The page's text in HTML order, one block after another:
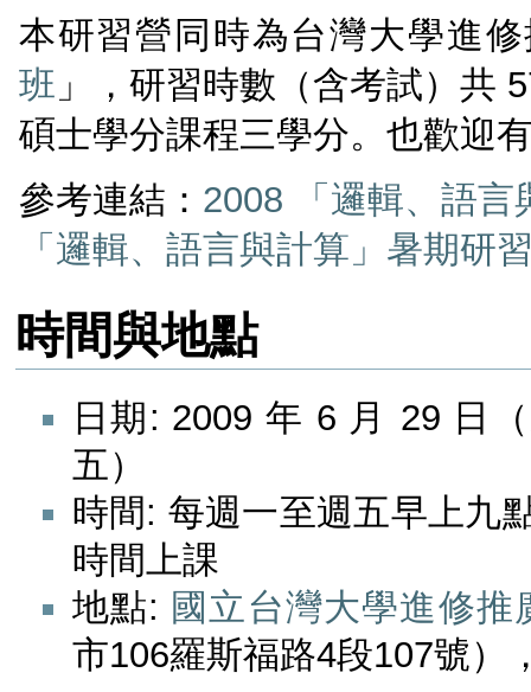
本研習營同時為台灣大學進
班 」，研習時數（含考試）共
碩士學分課程三學分。也歡迎
參考連結： 2008 「邏輯、語言
「邏輯、語言與計算」暑期研
時間與地點
日期: 2009 年 6 月 29 日
五）
時間: 每週一至週五早上九
時間上課
地點: 國立台灣大學進修推
市106羅斯福路4段107號）